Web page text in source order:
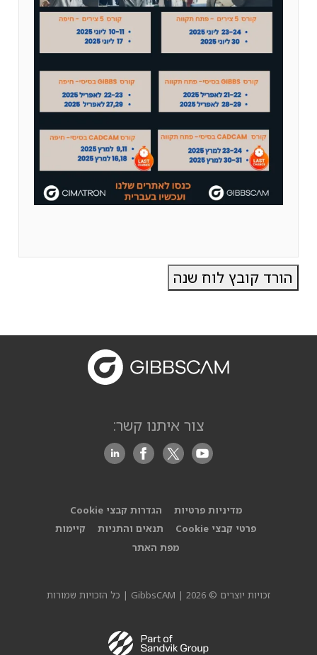
הורד קובץ לוח שנה
צור איתנו קשר:
מדיניות פרטיות
הגדרות קבצי Cookie
פרטי קבצי Cookie
תנאים והתניות
קיימות
מפת האתר
זכויות יוצרים © 2026 | GibbsCAM | כל הזכויות שמורות